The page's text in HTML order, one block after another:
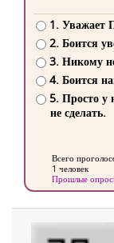
1. Уважает
2. Боится
3. Никому
4. Боится
5. Просто у
не сделать.
Всего
1 человек
Прошлые